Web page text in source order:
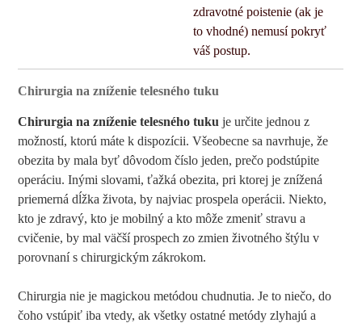
zdravotné poistenie (ak je
to vhodné) nemusí pokryť
váš postup.
Chirurgia na zníženie telesného tuku
Chirurgia na zníženie telesného tuku je určite jednou z
možností, ktorú máte k dispozícii. Všeobecne sa navrhuje, že
obezita by mala byť dôvodom číslo jeden, prečo podstúpite
operáciu. Inými slovami, ťažká obezita, pri ktorej je znížená
priemerná dĺžka života, by najviac prospela operácii. Niekto,
kto je zdravý, kto je mobilný a kto môže zmeniť stravu a
cvičenie, by mal väčší prospech zo zmien životného štýlu v
porovnaní s chirurgickým zákrokom.
Chirurgia nie je magickou metódou chudnutia. Je to niečo, do
čoho vstúpiť iba vtedy, ak všetky ostatné metódy zlyhajú a